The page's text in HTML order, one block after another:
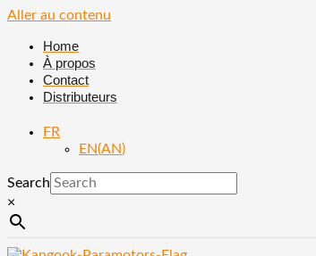
Aller au contenu
Home
À propos
Contact
Distributeurs
FR
EN(AN)
Search
×